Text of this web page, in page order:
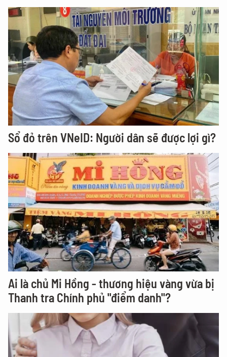
Sổ đỏ trên VNeID: Người dân sẽ được lợi gì?
Ai là chủ Mi Hồng - thương hiệu vàng vừa bị
Thanh tra Chính phủ "điểm danh"?